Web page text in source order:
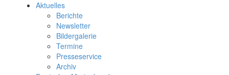
Aktuelles
Berichte
Newsletter
Bildergalerie
Termine
Presseservice
Archiv